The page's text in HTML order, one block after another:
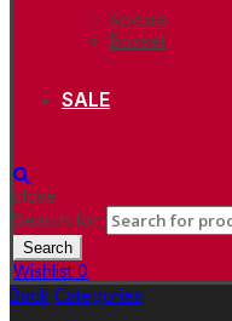
Spesial
Boxset
SALE
close
Search for:
Search
Wishlist 0
Back Categories